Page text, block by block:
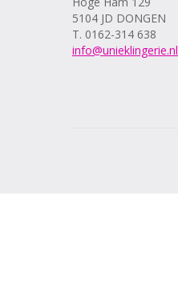
5104 JD DONGEN
T. 0162-314 638
info@unieklingerie.nl